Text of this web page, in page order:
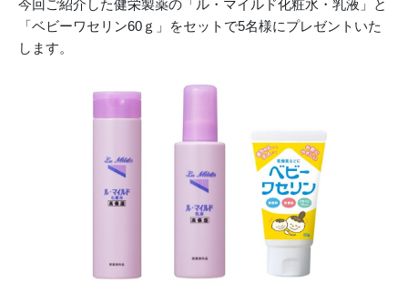
今回ご紹介した健栄製薬の「ル・マイルド化粧水・乳液」と
「ベビーワセリン60ｇ」をセットで5名様にプレゼントいた
します。